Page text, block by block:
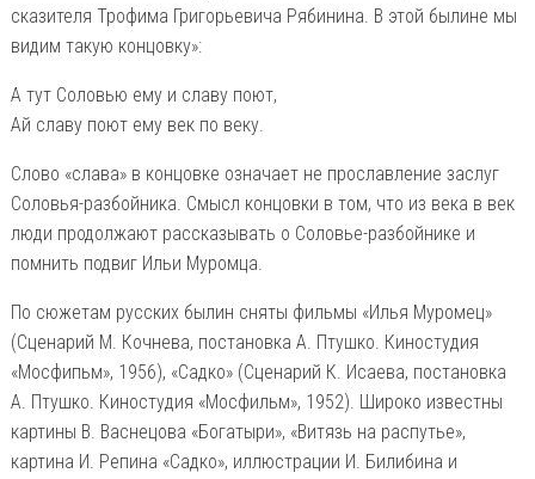
сказителя Трофима Григорьевича Рябинина. В этой былине мы
видим такую концовку»:
А тут Соловью ему и славу поют,
Ай славу поют ему век по веку.
Слово «слава» в концовке означает не прославление заслуг
Соловья-разбойника. Смысл концовки в том, что из века в век
люди продолжают рассказывать о Соловье-разбойнике и
помнить подвиг Ильи Муромца.
По сюжетам русских былин сняты фильмы «Илья Муромец»
(Сценарий М. Кочнева, постановка А. Птушко. Киностудия
«Мосфипьм», 1956), «Садко» (Сценарий К. Исаева, постановка
А. Птушко. Киностудия «Мосфильм», 1952). Широко известны
картины В. Васнецова «Богатыри», «Витязь на распутье»,
картина И. Репина «Садко», иллюстрации И. Билибина и